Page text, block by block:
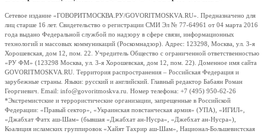
Сетевое издание «ГОВОРИТМОСКВА.РУ/GOVORITMOSKVA.RU». Предназначено для
лиц старше 16 лет. Свидетельство о регистрации СМИ Эл № 77-64961 от 04 марта 2016
года выдано Федеральной службой по надзору в сфере связи, информационных
технологий и массовых коммуникаций (Роскомнадзор). Адрес: 123298, Москва, ул. 3-я
Хорошевская, дом 12, пом. 22. Учредитель Общество с ограниченной ответственностью
«РУ ФМ» (123298 Москва, ул. 3-я Хорошевская, дом 12, пом. 22). Доменное имя сайта
GOVORITMOSKVA.RU. Территория распространения – Российская Федерация и
зарубежные страны. Языки: русский и английский. Главный редактор Бабаян Роман
Георгиевич. Email: info@govoritmoskva.ru. Номер телефона: +7 (495) 950-62-26
*Экстремистские и террористические организации, запрещенные в Российской
Федерации: «Правый сектор», «Украинская повстанческая армия» (УПА), «ИГИЛ»,
«Джабхат Фатх аш-Шам» (бывшая «Джабхат ан-Нусра», «Джебхат ан-Нусра»),
Коалиция исламских группировок «Хайят Тахрир аш-Шам», Национал-Большевистская